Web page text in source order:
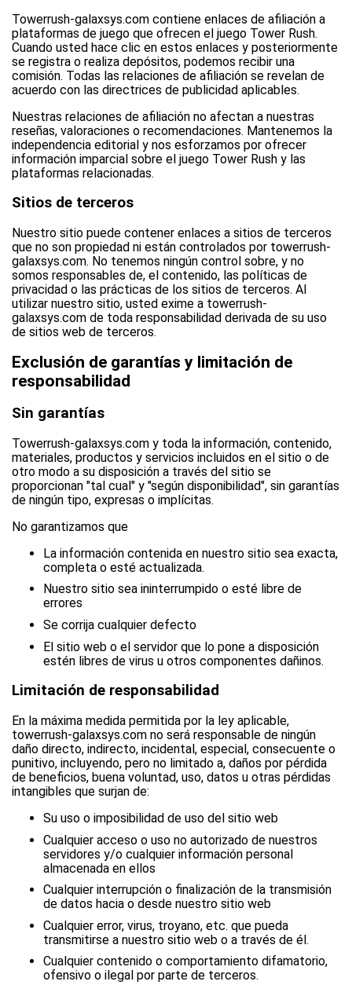
Towerrush-galaxsys.com contiene enlaces de afiliación a
plataformas de juego que ofrecen el juego Tower Rush.
Cuando usted hace clic en estos enlaces y posteriormente
se registra o realiza depósitos, podemos recibir una
comisión. Todas las relaciones de afiliación se revelan de
acuerdo con las directrices de publicidad aplicables.
Nuestras relaciones de afiliación no afectan a nuestras
reseñas, valoraciones o recomendaciones. Mantenemos la
independencia editorial y nos esforzamos por ofrecer
información imparcial sobre el juego Tower Rush y las
plataformas relacionadas.
Sitios de terceros
Nuestro sitio puede contener enlaces a sitios de terceros
que no son propiedad ni están controlados por towerrush-
galaxsys.com. No tenemos ningún control sobre, y no
somos responsables de, el contenido, las políticas de
privacidad o las prácticas de los sitios de terceros. Al
utilizar nuestro sitio, usted exime a towerrush-
galaxsys.com de toda responsabilidad derivada de su uso
de sitios web de terceros.
Exclusión de garantías y limitación de
responsabilidad
Sin garantías
Towerrush-galaxsys.com y toda la información, contenido,
materiales, productos y servicios incluidos en el sitio o de
otro modo a su disposición a través del sitio se
proporcionan "tal cual" y "según disponibilidad", sin garantías
de ningún tipo, expresas o implícitas.
No garantizamos que
La información contenida en nuestro sitio sea exacta,
completa o esté actualizada.
Nuestro sitio sea ininterrumpido o esté libre de
errores
Se corrija cualquier defecto
El sitio web o el servidor que lo pone a disposición
estén libres de virus u otros componentes dañinos.
Limitación de responsabilidad
En la máxima medida permitida por la ley aplicable,
towerrush-galaxsys.com no será responsable de ningún
daño directo, indirecto, incidental, especial, consecuente o
punitivo, incluyendo, pero no limitado a, daños por pérdida
de beneficios, buena voluntad, uso, datos u otras pérdidas
intangibles que surjan de:
Su uso o imposibilidad de uso del sitio web
Cualquier acceso o uso no autorizado de nuestros
servidores y/o cualquier información personal
almacenada en ellos
Cualquier interrupción o finalización de la transmisión
de datos hacia o desde nuestro sitio web
Cualquier error, virus, troyano, etc. que pueda
transmitirse a nuestro sitio web o a través de él.
Cualquier contenido o comportamiento difamatorio,
ofensivo o ilegal por parte de terceros.